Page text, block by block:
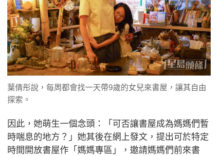
葉倩彤說，每周都會找一天帶9歲的女兒來書屋，讓其自由
探索。
因此，她萌生一個念頭：「可否讓書屋成為媽媽們暫
時喘息的地方？」她其後在網上發文，提出可於特定
時間開放書屋作「媽媽專區」，邀請媽媽們前來書